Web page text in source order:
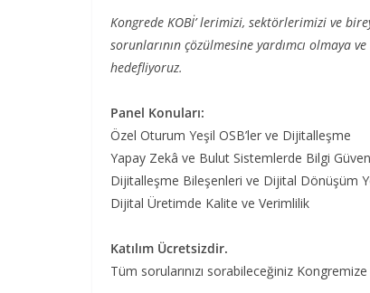
Kongrede KOBİ’ lerimizi, sektörlerimizi ve
sorunlarının çözülmesine yardımcı olmaya
hedefliyoruz.
Panel Konuları:
Özel Oturum Yeşil OSB’ler ve Dijitalleşme
Yapay Zekâ ve Bulut Sistemlerde Bilgi
Dijitalleşme Bileşenleri ve Dijital Dönüşüm
Dijital Üretimde Kalite ve Verimlilik
Katılım Ücretsizdir.
Tüm sorularınızı sorabileceğiniz